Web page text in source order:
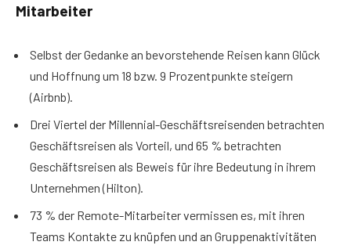
Mitarbeiter
Selbst der Gedanke an bevorstehende Reisen kann Glück
und Hoffnung um 18 bzw. 9 Prozentpunkte steigern
(Airbnb).
Drei Viertel der Millennial-Geschäftsreisenden betrachten
Geschäftsreisen als Vorteil, und 65 % betrachten
Geschäftsreisen als Beweis für ihre Bedeutung in ihrem
Unternehmen (Hilton).
73 % der Remote-Mitarbeiter vermissen es, mit ihren
Teams Kontakte zu knüpfen und an Gruppenaktivitäten